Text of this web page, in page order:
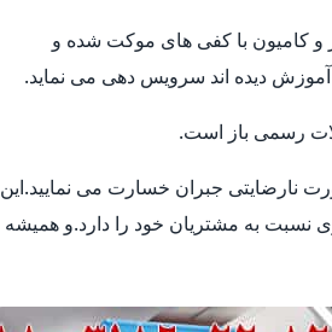
و کامیون با کفی های موکت شده و
دیده اند سرویس دهی می نماید.
رسمی باز است.
نارضایتی جبران خسارت می نمایید.این
به مشتریان خود را دارد.و همیشه